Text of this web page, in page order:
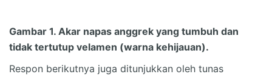
Gambar 1. Akar napas anggrek yang tumbuh dan
tidak tertutup velamen (warna kehijauan).
Respon berikutnya juga ditunjukkan oleh tunas